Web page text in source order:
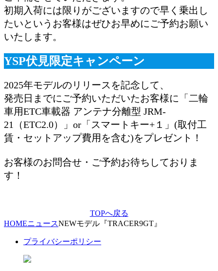
初期入荷には限りがございますので早く乗出し
たいというお客様はぜひお早めにご予約お願い
いたします。
YSP伏見限定キャンペーン
2025年モデルのリリースを記念して、
発売日までにご予約いただいたお客様に「二輪
車用ETC車載器 アンテナ分離型 JRM-
21（ETC2.0）」or「スマートキー+１」(取付工
賃・セットアップ費用を含む)をプレゼント！
お客様のお問合せ・ご予約お待ちしておりま
す！
TOPへ戻る
HOMEニュースNEWモデル『TRACER9GT』
プライバシーポリシー